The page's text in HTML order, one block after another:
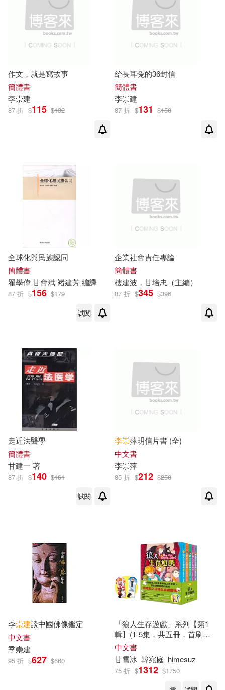
彭文英(2)
徐哲（主編）(2)
徐宗懋圖文館(2)
愛德溫．勒斐佛(2)
日本Newton Press(2)
李崇建 (2) 李建中(2)
李建偉(2) 李承殷(2)
李正平(2)
李知昂(2)
杜若蘅(2)
林生祥(2) 林育銓(2)
柳肅(2) 格諾特‧明克(2)
楊子儀(2)
樊陽程(2)
沈滿洪(2) 沈雲都，楊瓊珍(2)
洪維屏(2) 溫尹嫦(2)
漢寶德(2) 潘志輝（編繪）(2)
布克文化(6) 東方出版社(6)
水滴文化(6) 法律出版社(6)
海南出版社(6) 海洋出版社(6)
秀威資訊(6) 紫禁城出版社(6)
西南交通大學出版社(6)
遠足文化(6)
Universal(5) 三民(5)
上海人民出版社(5)
中國政法大學出版社(5)
中國法制出版社(5)
中國計畫出版社(5) 五南(5)
人民交通出版社(5)
人民文學出版社(5)
天津人民美術出版社(5)
文匯出版社(5)
江蘇鳳凰科學技術出版社(5)
江西教育出版社(5)
作文，就是寫故事
簡體書
李崇建
87 折 $115 $132
給長耳兔的36封信
簡體書
李崇建
87 折 $131 $150
全球化與民族認同
簡體書
翟學偉甘會斌 褚建芳 編譯
87 折 $156 $179
試閱
企業社會責任專論
簡體書
樓建波， 甘培忠（主編）
87 折 $345 $396
走近法醫學
簡體書
甘建一 著
87 折 $140 $161
試閱
李崇萍明信片書 (全)
中文書
李崇萍
85 折 $212 $250
季崇建談中國佛像鑑定
中文書
季崇建
95 折 $627 $660
「狼人生存遊戲」系列【第1
輯】(1-5集，共五冊，首刷限
量加贈「嗷嗚狼人透明書籤2
款」)
中文書
甘雪冰 韓宛庭 himesuz
75 折 $1312 $1750